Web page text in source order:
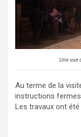
Une vue
Au terme de la
instructions fermes
Les travaux ont